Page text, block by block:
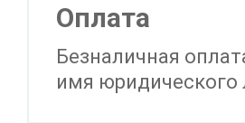
Оплата
Безналичная
имя юридического